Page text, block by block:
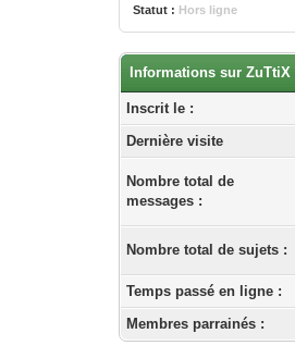
Statut : Hors ligne
Informations sur ZuTtiX
Inscrit le :
Dernière visite
Nombre total de
messages :
Nombre total de sujets :
Temps passé en ligne :
Membres parrainés :